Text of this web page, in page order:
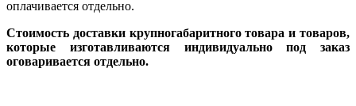
оплачивается отдельно.
Стоимость доставки крупногабаритного товара и товаров,
которые изготавливаются индивидуально под заказ
оговаривается отдельно.